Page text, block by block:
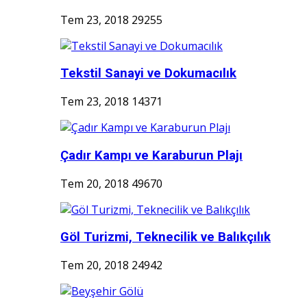
Tem 23, 2018 29255
Tekstil Sanayi ve Dokumacılık
Tem 23, 2018 14371
Çadır Kampı ve Karaburun Plajı
Tem 20, 2018 49670
Göl Turizmi, Teknecilik ve Balıkçılık
Tem 20, 2018 24942